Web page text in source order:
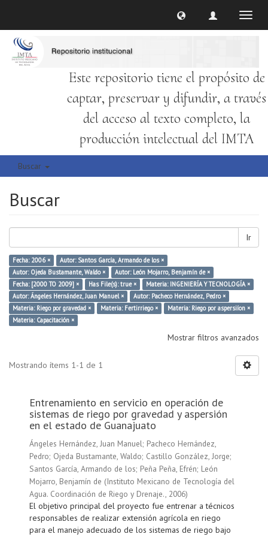
Este repositorio tiene el propósito de
captar, preservar y difundir, a través
del acceso al texto completo, la
producción intelectual del IMTA
Buscar
Buscar
Ir
Fecha: 2006 ×
Autor: Santos García, Armando de los ×
Autor: Ojeda Bustamante, Waldo ×
Autor: León Mojarro, Benjamín de ×
Fecha: [2000 TO 2009] ×
Has File(s): true ×
Materia: INGENIERÍA Y TECNOLOGÍA ×
Autor: Ángeles Hernández, Juan Manuel ×
Autor: Pacheco Hernández, Pedro ×
Materia: Riego por gravedad ×
Materia: Fertirriego ×
Materia: Riego por aspersiíon ×
Materia: Capacitación ×
Mostrar filtros avanzados
Mostrando ítems 1-1 de 1
Entrenamiento en servicio en operación de
sistemas de riego por gravedad y aspersión
en el estado de Guanajuato
Ángeles Hernández, Juan Manuel; Pacheco Hernández,
Pedro; Ojeda Bustamante, Waldo; Castillo González, Jorge;
Santos García, Armando de los; Peña Peña, Efrén; León
Mojarro, Benjamín de (Instituto Mexicano de Tecnología del
Agua. Coordinación de Riego y Drenaje., 2006)
El objetivo principal del proyecto fue entrenar a técnicos
responsables de realizar extensión agrícola en riego
para el manejo adecuado de los sistemas de riego bajo